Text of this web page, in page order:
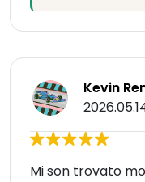
Kevin
Mi son trovato